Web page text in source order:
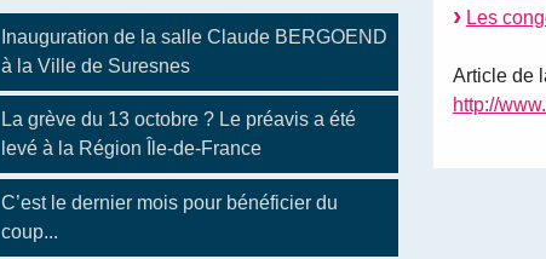
Les
Article de
http://
Inauguration de la salle Claude BERGOEND
à la Ville de Suresnes
La grève du 13 octobre ? Le préavis a été
levé à la Région Île-de-France
C’est le dernier mois pour bénéficier du
coup...